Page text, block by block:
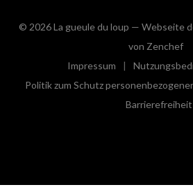
© 2026 La gueule du loup — Webseite
von Zenchef
Impressum
((öffnet ein neues
Politik zum Schutz
((öffnet ein
Barrierefreiheit